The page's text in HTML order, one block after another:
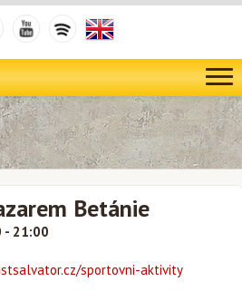
Betánie
- 21:00
sportovni-aktivity